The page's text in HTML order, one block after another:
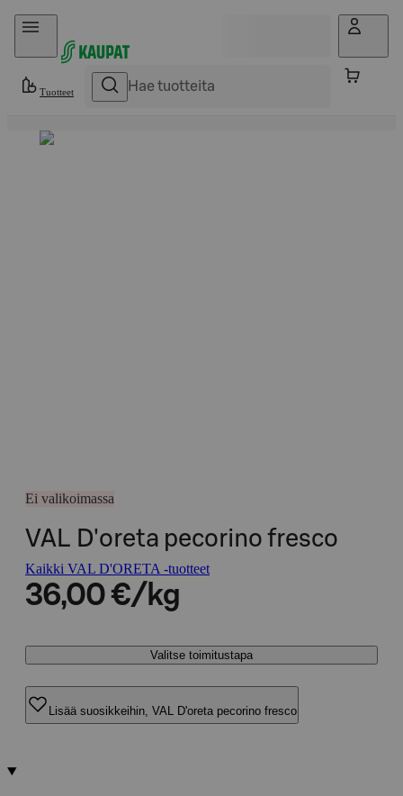
Hyppää sisältöön
Tuotteet
Ei valikoimassa
VAL D'oreta pecorino fresco
Kaikki VAL D'ORETA -tuotteet
36,00 €/kg
Valitse toimitustapa
Lisää suosikkeihin, VAL D'oreta pecorino fresco